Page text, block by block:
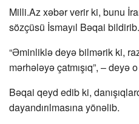
Milli.Az xəbər verir ki, bunu
sözçüsü İsmayıl Bəqai bildirib.
“Əminliklə deyə bilmərik ki,
mərhələyə çatmışıq”, – deyə
Bəqai qeyd edib ki,
dayandırılmasına yönəlib.